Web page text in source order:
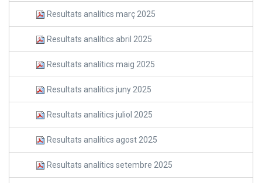
Resultats analítics març 2025
Resultats analítics abril 2025
Resultats analítics maig 2025
Resultats analítics juny 2025
Resultats analítics juliol 2025
Resultats analítics agost 2025
Resultats analítics setembre 2025